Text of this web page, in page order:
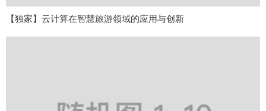
【独家】云计算在智慧旅游领域的应用与创新